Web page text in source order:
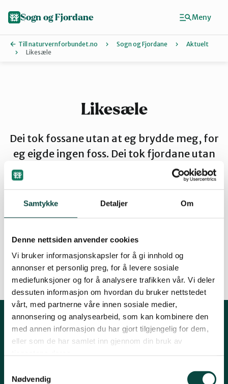
Samtykke Detaljer Om
Denne nettsiden anvender cookies
Vi bruker informasjonskapsler for å gi innhold og
annonser et personlig preg, for å levere sosiale
mediefunksjoner og for å analysere trafikken vår. Vi deler
dessuten informasjon om hvordan du bruker nettstedet
vårt, med partnerne våre innen sosiale medier,
annonsering og analysearbeid, som kan kombinere den
med annen informasjon du har gjort tilgjengelig for dem,
eller som de har samlet inn gjennom din bruk av
Nødvendig
Bremanger
Indre Sogn
Kinn
Sogn og Fjordane
Sunnfjord
Sogn og Fjordane
Till naturvernforbundet.no Sogn og Fjordane
Aktuelt
Likesæle
Likesæle
Dei tok fossane utan at eg brydde meg, for
eg eigde ingen foss. Dei tok fjordane utan
at eg brydde meg, for eg eigde ingen fjord.
Dei tok kysten utan at eg brydde meg, for
eg budde ikkje der lenger. Når dei hadde
tatt alt var det ikkje meir. Då brydde eg
By
17.11.2010 14:57
Kontakt fylkeslaget
Styreleiar